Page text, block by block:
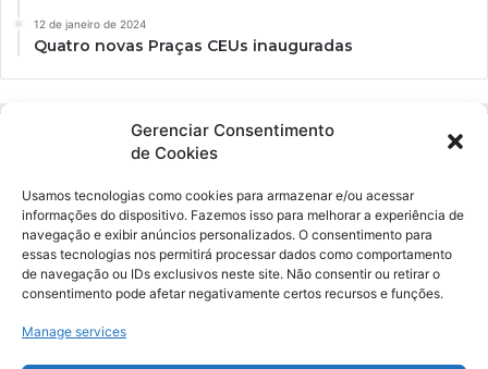
Gerenciar Consentimento
de Cookies
Usamos tecnologias como cookies para armazenar e/ou acessar
informações do dispositivo. Fazemos isso para melhorar a experiência de
navegação e exibir anúncios personalizados. O consentimento para
essas tecnologias nos permitirá processar dados como comportamento
de navegação ou IDs exclusivos neste site. Não consentir ou retirar o
consentimento pode afetar negativamente certos recursos e funções.
Manage services
12 de janeiro de 2024
Quatro novas Praças CEUs inauguradas
Ockara é uma plataforma multicultural e criativa. Nossa proposta é
oferecer o máximo de ferramentas para realizadores e
gerenciadores de espaços criativos e culturais.